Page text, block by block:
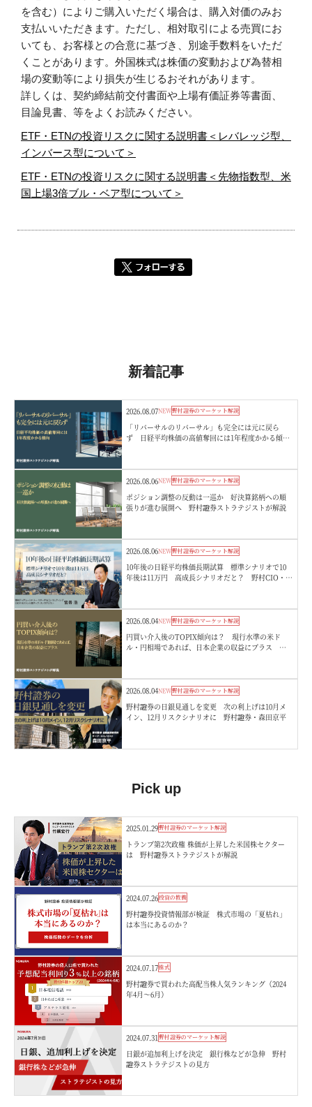
を含む）によりご購入いただく場合は、購入対価のみお
支払いいただきます。ただし、相対取引による売買にお
いても、お客様との合意に基づき、別途手数料をいただ
くことがあります。外国株式は株価の変動および為替相
場の変動等により損失が生じるおそれがあります。
詳しくは、契約締結前交付書面や上場有価証券等書面、
目論見書、等をよくお読みください。
ETF・ETNの投資リスクに関する説明書＜レバレッジ型、
インバース型について＞
ETF・ETNの投資リスクに関する説明書＜先物指数型、米
国上場3倍ブル・ベア型について＞
新着記事
2026.08.07NEW野村證券のマーケット解説
「リバーサルのリバーサル」も完全には元に戻ら
ず 日経平均株価の高値奪回には1年程度かかる傾
2026.08.06NEW野村證券のマーケット解説
ポジション調整の反動は一巡か 好決算銘柄への順
張りが進む展開へ 野村證券ストラテジストが解説
2026.08.06NEW野村證券のマーケット解説
10年後の日経平均株価長期試算 標準シナリオで10
年後は11万円 高成長シナリオだと？ 野村CIO・宮
2026.08.04NEW野村證券のマーケット解説
円買い介入後のTOPIX傾向は？ 現行水準の米ド
ル・円相場であれば、日本企業の収益にプラス 野
2026.08.04NEW野村證券のマーケット解説
野村證券の日銀見通しを変更 次の利上げは10月メ
イン、12月リスクシナリオに 野村證券・森田京平
Pick up
2025.01.29野村證券のマーケット解説
トランプ第2次政権 株価が上昇した米国株セクター
は 野村證券ストラテジストが解説
2024.07.26投資の教養
野村證券投資情報部が検証 株式市場の「夏枯れ」
は本当にあるのか？
2024.07.17株式
野村證券で買われた高配当株人気ランキング（2024
年4月～6月）
2024.07.31 野村證券のマーケット解説
日銀が追加利上げを決定 銀行株などが急伸 野村
證券ストラテジストの見方